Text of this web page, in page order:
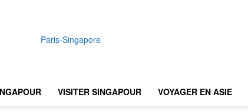
VISITER SINGAPOUR VOYAGER EN ASIE